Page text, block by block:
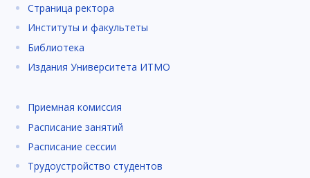
Страница ректора
Институты и факультеты
Библиотека
Издания Университета ИТМО
Приемная комиссия
Расписание занятий
Расписание сессии
Трудоустройство студентов